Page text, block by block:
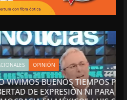
TIEMPOS PARA LA
NI PARA LA